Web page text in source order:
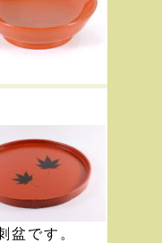
盆です。